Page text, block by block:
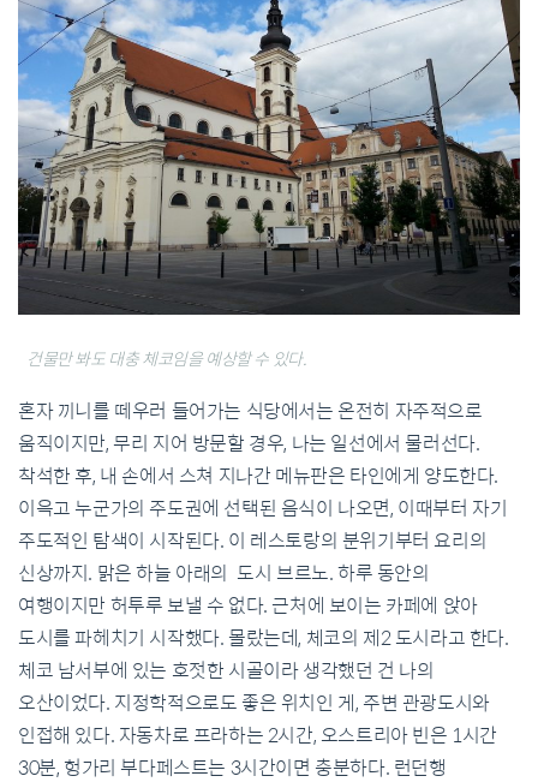
건물만 봐도 대충 체코임을 예상할 수 있다.
혼자 끼니를 떼우러 들어가는 식당에서는 온전히 자주적으로
움직이지만, 무리 지어 방문할 경우, 나는 일선에서 물러선다.
착석한 후, 내 손에서 스쳐 지나간 메뉴판은 타인에게 양도한다.
이윽고 누군가의 주도권에 선택된 음식이 나오면, 이때부터 자기
주도적인 탐색이 시작된다. 이 레스토랑의 분위기부터 요리의
신상까지. 맑은 하늘 아래의 도시 브르노. 하루 동안의
여행이지만 허투루 보낼 수 없다. 근처에 보이는 카페에 앉아
도시를 파헤치기 시작했다. 몰랐는데, 체코의 제2 도시라고 한다.
체코 남서부에 있는 호젓한 시골이라 생각했던 건 나의
오산이었다. 지정학적으로도 좋은 위치인 게, 주변 관광도시와
인접해 있다. 자동차로 프라하는 2시간, 오스트리아 빈은 1시간
30분, 헝가리 부다페스트는 3시간이면 충분하다. 런던행